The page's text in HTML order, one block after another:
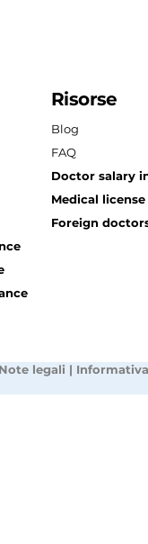
Risorse
Blog
FAQ
Doctor salary
Medical
Foreign
Note legali |